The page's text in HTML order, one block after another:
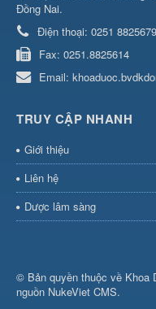
Đồng Nai.
Điện thoại: 0251 8825679
Fax: 0251.8825614
Email:
TRUY CẬP NHANH
Giới thiệu
Liên hệ
Dược lâm sàng
© Bản quyền thuộc về Khoa
nguồn NukeViet CMS.